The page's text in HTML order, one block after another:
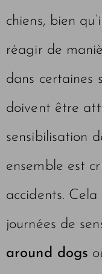
chiens, bien
réagir de
dans certaines
doivent être
sensibilisation
ensemble est
accidents.
journées de
around dogs